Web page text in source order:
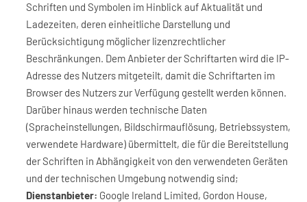
Schriften und Symbolen im Hinblick auf Aktualität und
Ladezeiten, deren einheitliche Darstellung und
Berücksichtigung möglicher lizenzrechtlicher
Beschränkungen. Dem Anbieter der Schriftarten wird die IP-
Adresse des Nutzers mitgeteilt, damit die Schriftarten im
Browser des Nutzers zur Verfügung gestellt werden können.
Darüber hinaus werden technische Daten
(Spracheinstellungen, Bildschirmauflösung, Betriebssystem,
verwendete Hardware) übermittelt, die für die Bereitstellung
der Schriften in Abhängigkeit von den verwendeten Geräten
und der technischen Umgebung notwendig sind;
Dienstanbieter: Google Ireland Limited, Gordon House,